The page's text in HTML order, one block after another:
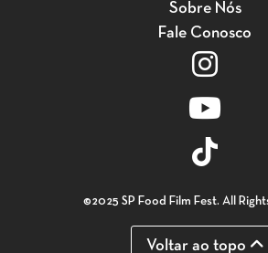
Sobre Nós
Fale Conosco
©2025 SP Food Film Fest. All
Voltar ao topo